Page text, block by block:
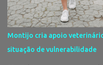
no último dia de Julho Foi
americana USA Today um
mundo. Mas, para os
muito mais do que qualquer
Livramento assinalou, no dia
Montijo cria apoio
situação de vulnerabilidade